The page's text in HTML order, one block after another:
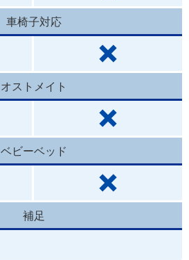
車椅子対応
オストメイト
ベビーベッド
補足